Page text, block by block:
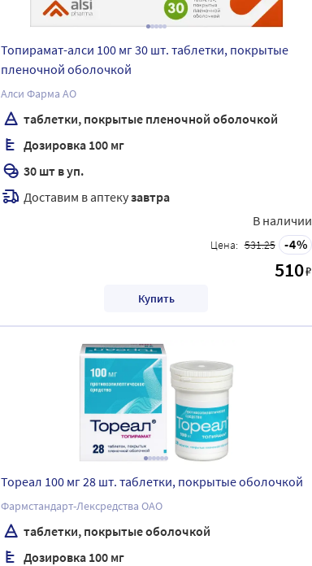
Топирамат-алси 100 мг 30 шт. таблетки, покрытые
пленочной оболочкой
Алси Фарма АО
таблетки, покрытые пленочной оболочкой
Дозировка 100 мг
30 шт в уп.
Доставим в аптекузавтра
В наличии
Цена: 531.25 4
510₽
Купить
Тореал 100 мг 28 шт. таблетки, покрытые оболочкой
Фармстандарт-Лексредства ОАО
таблетки, покрытые оболочкой
Дозировка 100 мг